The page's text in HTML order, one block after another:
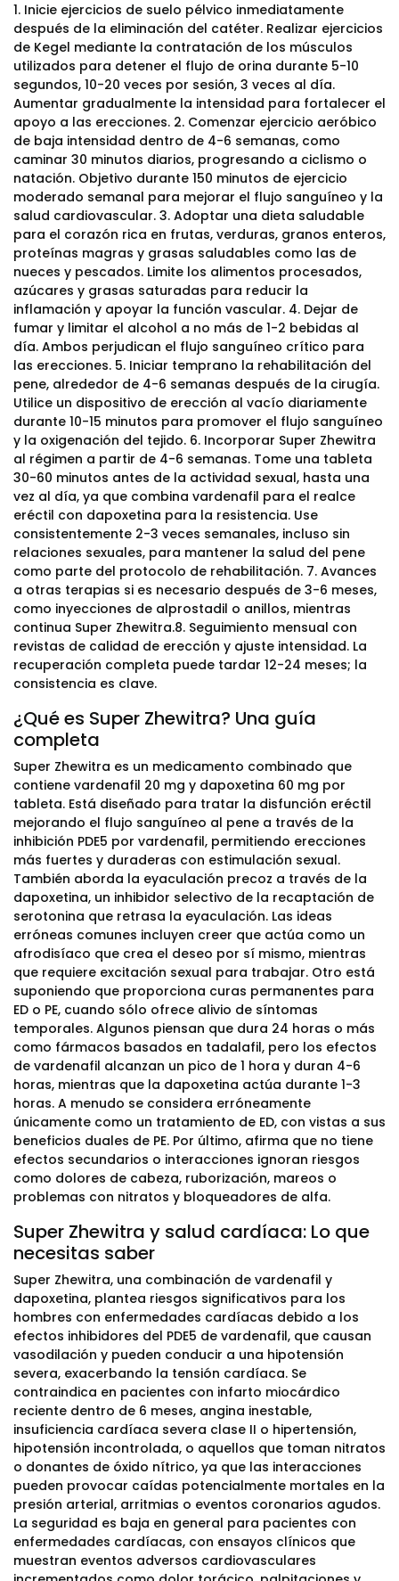
1. Inicie ejercicios de suelo pélvico inmediatamente
después de la eliminación del catéter. Realizar ejercicios
de Kegel mediante la contratación de los músculos
utilizados para detener el flujo de orina durante 5-10
segundos, 10-20 veces por sesión, 3 veces al día.
Aumentar gradualmente la intensidad para fortalecer el
apoyo a las erecciones. 2. Comenzar ejercicio aeróbico
de baja intensidad dentro de 4-6 semanas, como
caminar 30 minutos diarios, progresando a ciclismo o
natación. Objetivo durante 150 minutos de ejercicio
moderado semanal para mejorar el flujo sanguíneo y la
salud cardiovascular. 3. Adoptar una dieta saludable
para el corazón rica en frutas, verduras, granos enteros,
proteínas magras y grasas saludables como las de
nueces y pescados. Limite los alimentos procesados,
azúcares y grasas saturadas para reducir la
inflamación y apoyar la función vascular. 4. Dejar de
fumar y limitar el alcohol a no más de 1-2 bebidas al
día. Ambos perjudican el flujo sanguíneo crítico para
las erecciones. 5. Iniciar temprano la rehabilitación del
pene, alrededor de 4-6 semanas después de la cirugía.
Utilice un dispositivo de erección al vacío diariamente
durante 10-15 minutos para promover el flujo sanguíneo
y la oxigenación del tejido. 6. Incorporar Super Zhewitra
al régimen a partir de 4-6 semanas. Tome una tableta
30-60 minutos antes de la actividad sexual, hasta una
vez al día, ya que combina vardenafil para el realce
eréctil con dapoxetina para la resistencia. Use
consistentemente 2-3 veces semanales, incluso sin
relaciones sexuales, para mantener la salud del pene
como parte del protocolo de rehabilitación. 7. Avances
a otras terapias si es necesario después de 3-6 meses,
como inyecciones de alprostadil o anillos, mientras
continua Super Zhewitra.8. Seguimiento mensual con
revistas de calidad de erección y ajuste intensidad. La
recuperación completa puede tardar 12-24 meses; la
consistencia es clave.
¿Qué es Super Zhewitra? Una guía
completa
Super Zhewitra es un medicamento combinado que
contiene vardenafil 20 mg y dapoxetina 60 mg por
tableta. Está diseñado para tratar la disfunción eréctil
mejorando el flujo sanguíneo al pene a través de la
inhibición PDE5 por vardenafil, permitiendo erecciones
más fuertes y duraderas con estimulación sexual.
También aborda la eyaculación precoz a través de la
dapoxetina, un inhibidor selectivo de la recaptación de
serotonina que retrasa la eyaculación. Las ideas
erróneas comunes incluyen creer que actúa como un
afrodisíaco que crea el deseo por sí mismo, mientras
que requiere excitación sexual para trabajar. Otro está
suponiendo que proporciona curas permanentes para
ED o PE, cuando sólo ofrece alivio de síntomas
temporales. Algunos piensan que dura 24 horas o más
como fármacos basados en tadalafil, pero los efectos
de vardenafil alcanzan un pico de 1 hora y duran 4-6
horas, mientras que la dapoxetina actúa durante 1-3
horas. A menudo se considera erróneamente
únicamente como un tratamiento de ED, con vistas a sus
beneficios duales de PE. Por último, afirma que no tiene
efectos secundarios o interacciones ignoran riesgos
como dolores de cabeza, ruborización, mareos o
problemas con nitratos y bloqueadores de alfa.
Super Zhewitra y salud cardíaca: Lo que
necesitas saber
Super Zhewitra, una combinación de vardenafil y
dapoxetina, plantea riesgos significativos para los
hombres con enfermedades cardíacas debido a los
efectos inhibidores del PDE5 de vardenafil, que causan
vasodilación y pueden conducir a una hipotensión
severa, exacerbando la tensión cardíaca. Se
contraindica en pacientes con infarto miocárdico
reciente dentro de 6 meses, angina inestable,
insuficiencia cardíaca severa clase II o hipertensión,
hipotensión incontrolada, o aquellos que toman nitratos
o donantes de óxido nítrico, ya que las interacciones
pueden provocar caídas potencialmente mortales en la
presión arterial, arritmias o eventos coronarios agudos.
La seguridad es baja en general para pacientes con
enfermedades cardíacas, con ensayos clínicos que
muestran eventos adversos cardiovasculares